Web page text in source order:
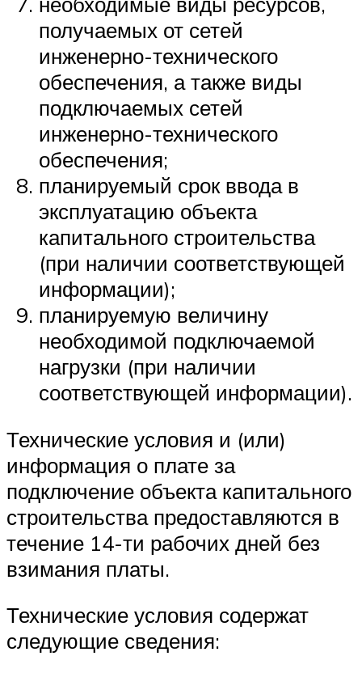
получаемых от сетей
инженерно-технического
обеспечения, а также виды
подключаемых сетей
инженерно-технического
обеспечения;
планируемый срок ввода в
эксплуатацию объекта
капитального строительства
(при наличии соответствующей
информации);
планируемую величину
необходимой подключаемой
нагрузки (при наличии
соответствующей информации).
Технические условия и (или)
информация о плате за
подключение объекта капитального
строительства предоставляются в
течение 14-ти рабочих дней без
взимания платы.
Технические условия содержат
следующие сведения: